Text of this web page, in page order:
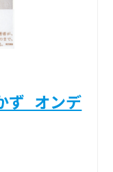
ず_オンデ